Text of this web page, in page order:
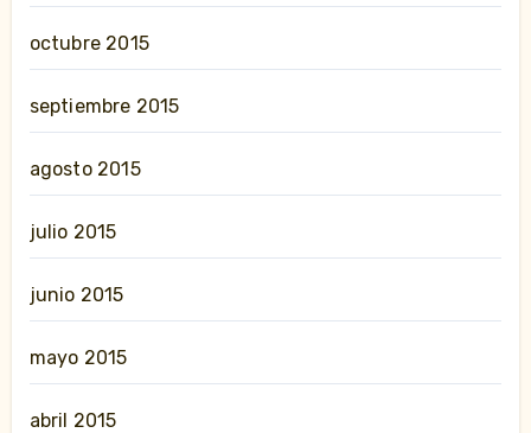
octubre 2015
septiembre 2015
agosto 2015
julio 2015
junio 2015
mayo 2015
abril 2015